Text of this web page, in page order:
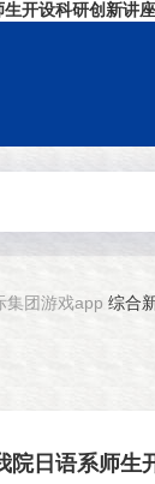
开设科研创新讲
集团游戏app 综合
院日语系师生